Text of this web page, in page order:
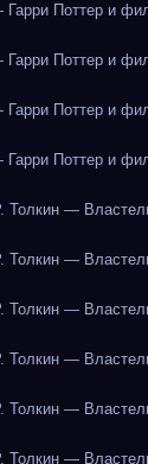
Поттер и
Поттер и
Поттер и
Поттер и
Толкин —
Толкин —
Толкин —
Толкин —
Толкин —
Толкин —